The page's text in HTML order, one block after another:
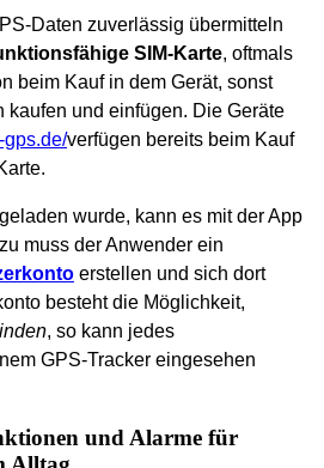
Daten zuverlässig übermitteln
SIM-Karte, oftmals
beim Kauf in dem Gerät, sonst
kaufen und einfügen. Die Geräte
gps.de/verfügen bereits beim Kauf
wurde, kann es mit der App
muss der Anwender ein
erstellen und sich dort
besteht die Möglichkeit,
, so kann jedes
GPS-Tracker eingesehen
und Alarme für